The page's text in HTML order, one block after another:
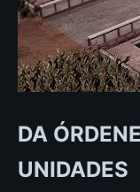
DA
UNIDADES